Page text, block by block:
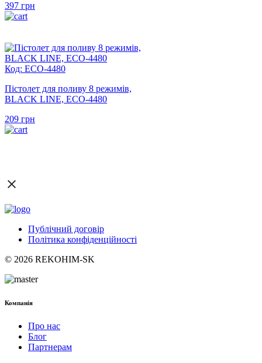
397 грн
Код: ECO-4480
Пістолет для поливу 8 режимів,
BLACK LINE, ECO-4480
209 грн
Публічний договір
Політика конфіденційності
© 2026 REKOHIM-SK
Компанія
Про нас
Блог
Партнерам